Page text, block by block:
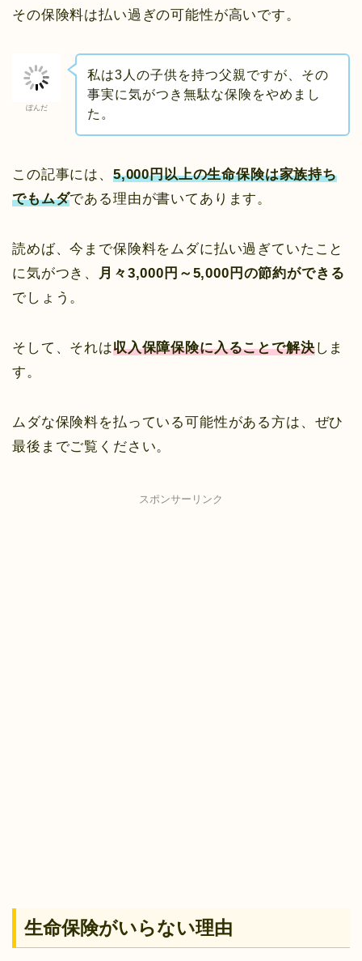
その保険料は払い過ぎの可能性が高いです。
ぼんだ
私は3人の子供を持つ父親ですが、その
事実に気がつき無駄な保険をやめまし
た。
この記事には、 5,000円以上の生命保険は家族持ち
でもムダである理由が書いてあります。
読めば、今まで保険料をムダに払い過ぎていたこと
に気がつき、
月々3,000円～5,000円の節約ができる
でしょう。
そして、それは収入保障保険に入ることで解決しま
す。
ムダな保険料を払っている可能性がある方は、ぜひ
最後までご覧ください。
スポンサーリンク
生命保険がいらない理由